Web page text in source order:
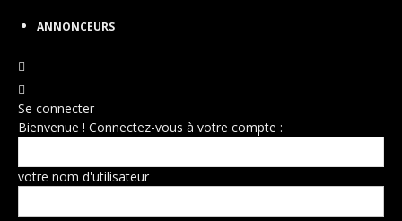
ANNONCEURS
Se connecter
Bienvenue ! Connectez-vous à votre compte :
votre nom d'utilisateur